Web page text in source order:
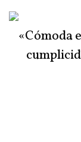
«Cómoda